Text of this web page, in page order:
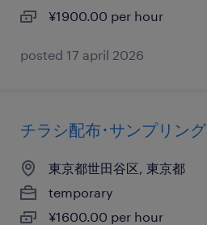
¥1900.00 per hour
posted 17 april 2026
チラシ配布･サンプリング
東京都世田谷区, 東京都
temporary
¥1600.00 per hour